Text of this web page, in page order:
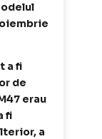
a fi
de
erau
fi
a